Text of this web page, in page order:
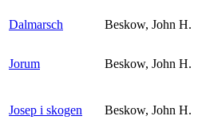
Dalmarsch
Beskow, John H.
Jorum Beskow, John H.
Josep i skogen Beskow, John H.